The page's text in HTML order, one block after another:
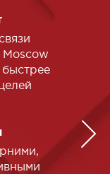
Moscow
быстрее